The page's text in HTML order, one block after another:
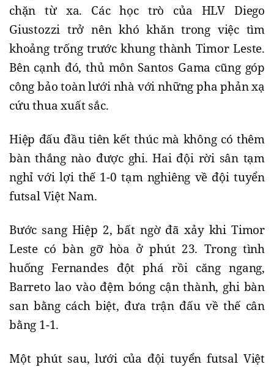
chặn từ xa. Các học trò của HLV Diego
Giustozzi trở nên khó khăn trong việc tìm
khoảng trống trước khung thành Timor Leste.
Bên cạnh đó, thủ môn Santos Gama cũng góp
công bảo toàn lưới nhà với những pha phản xạ
cứu thua xuất sắc.
Hiệp đấu đầu tiên kết thúc mà không có thêm
bàn thắng nào được ghi. Hai đội rời sân tạm
nghỉ với lợi thế 1-0 tạm nghiêng về đội tuyển
futsal Việt Nam.
Bước sang Hiệp 2, bất ngờ đã xảy khi Timor
Leste có bàn gỡ hòa ở phút 23. Trong tình
huống Fernandes đột phá rồi căng ngang,
Barreto lao vào đệm bóng cận thành, ghi bàn
san bằng cách biệt, đưa trận đấu về thế cân
bằng 1-1.
Một phút sau, lưới của đội tuyển futsal Việt